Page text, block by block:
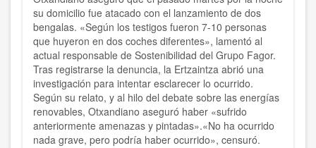
su domicilio fue atacado con el lanzamiento de dos
bengalas. «Según los testigos fueron 7-10 personas
que huyeron en dos coches diferentes», lamentó al
actual responsable de Sostenibilidad del Grupo Fagor.
Tras registrarse la denuncia, la Ertzaintza abrió una
investigación para intentar esclarecer lo ocurrido.
Según su relato, y al hilo del debate sobre las energías
renovables, Otxandiano aseguró haber «sufrido
anteriormente amenazas y pintadas».«No ha ocurrido
nada grave, pero podría haber ocurrido», censuró.